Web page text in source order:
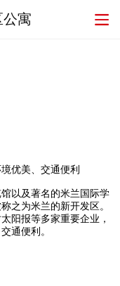
寓
优美、交通便利
以及著名的米兰国际学
之为米兰的新开发区。
阳报等多家重要企业，
通便利。